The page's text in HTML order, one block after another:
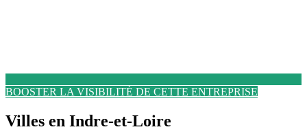
BOOSTER LA VISIBILITÉ DE CETTE ENTREPRISE
Villes en Indre-et-Loire